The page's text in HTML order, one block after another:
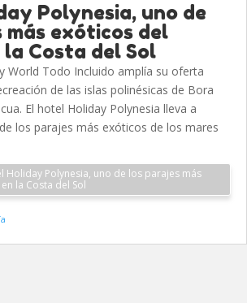
Polynesia, uno de
más exóticos del
la Costa del Sol
World Todo Incluido amplía su oferta
de las islas polinésicas de Bora
El hotel Holiday Polynesia lleva a
los parajes más exóticos de los mares
Holiday Polynesia, uno de los parajes más
la Costa del Sol